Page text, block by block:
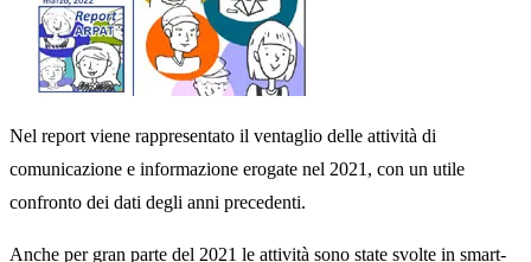
Nel report viene rappresentato il ventaglio delle attività di
comunicazione e informazione erogate nel 2021, con un utile
confronto dei dati degli anni precedenti.
Anche per gran parte del 2021 le attività sono state svolte in smart-